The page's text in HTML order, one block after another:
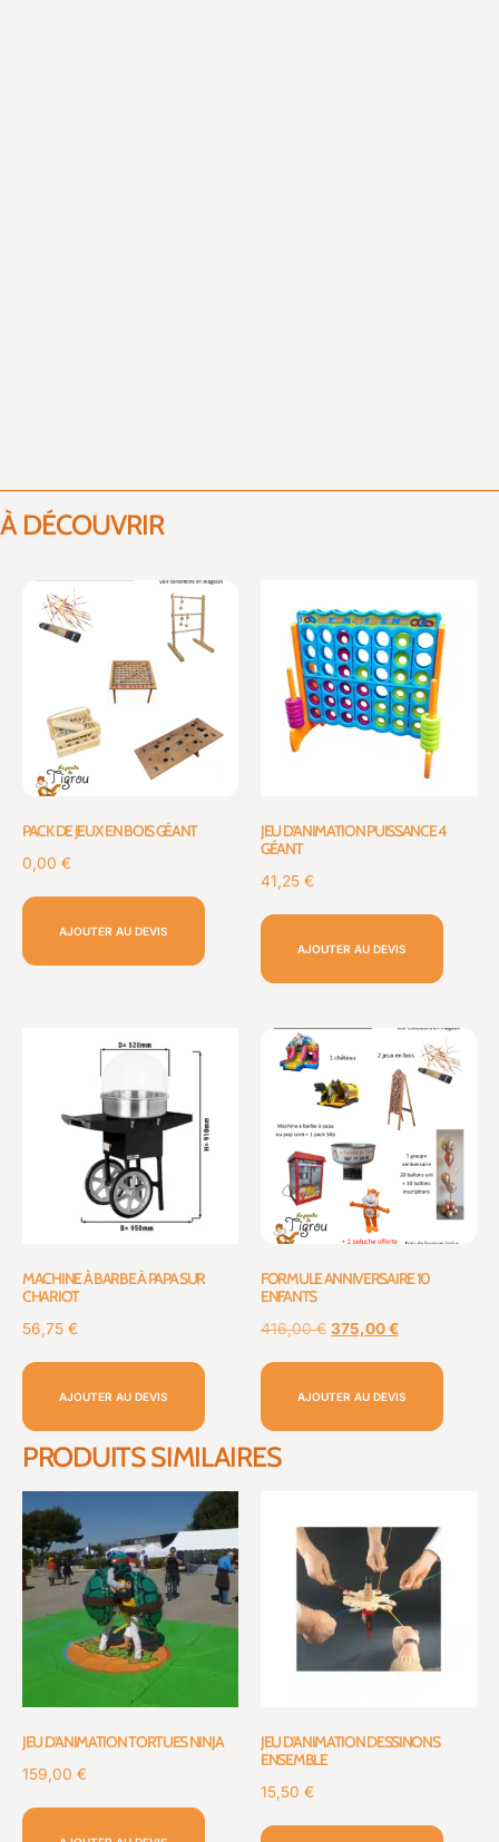
À DÉCOUVRIR
PACK DE JEUX EN BOIS GÉANT
0,00 €
AJOUTER AU DEVIS
JEU D’ANIMATION PUISSANCE 4
GÉANT
41,25 €
AJOUTER AU DEVIS
MACHINE À BARBE À PAPA SUR
CHARIOT
56,75 €
AJOUTER AU DEVIS
FORMULE ANNIVERSAIRE 10
ENFANTS
416,00€ 375,00€
AJOUTER AU DEVIS
PRODUITS SIMILAIRES
JEU D’ANIMATION TORTUES NINJA
159,00 €
JEU D’ANIMATION DESSINONS
ENSEMBLE
15,50 €